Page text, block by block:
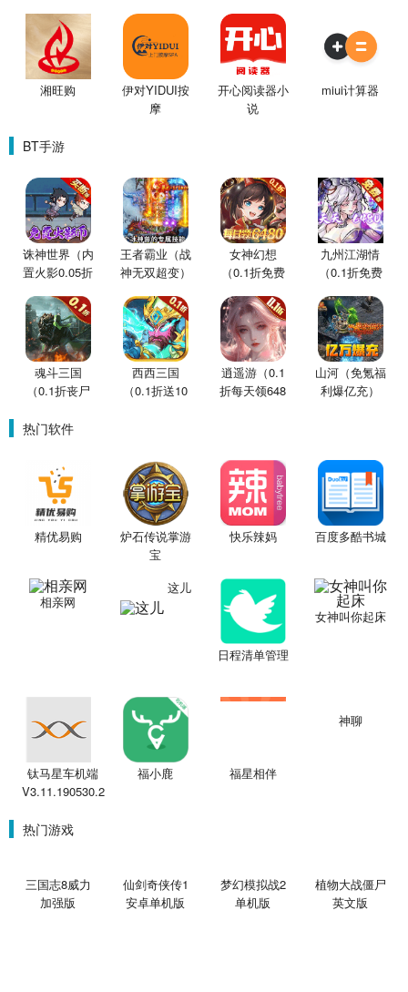
湘旺购
伊对YIDUI按
摩
开心阅读器小
说
miui计算器
BT手游
诛神世界（内
置火影0.05折
王者霸业（战
神无双超变）
女神幻想
（0.1折免费
九州江湖情
（0.1折免费
魂斗三国
（0.1折丧尸
西西三国
（0.1折送10
逍遥游（0.1
折每天领648
山河（免氪福
利爆亿充）
热门软件
精优易购
炉石传说掌游
宝
快乐辣妈 百度多酷书城
相亲网
这儿
日程清单管理
女神叫你起床
钛马星车机端
V3.11.190530.2
福小鹿 福星相伴
神聊
热门游戏
三国志8威力
加强版
仙剑奇侠传1
安卓单机版
梦幻模拟战2
单机版
植物大战僵尸
英文版